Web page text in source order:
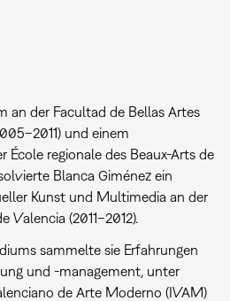
an der Facultad de Bellas Artes
und einem
École regionale des Beaux-Arts de
Blanca Giménez ein
Kunst und Multimedia an der
Valencia (2011–2012).
sammelte sie Erfahrungen
und -management, unter
de Arte Moderno (IVAM)